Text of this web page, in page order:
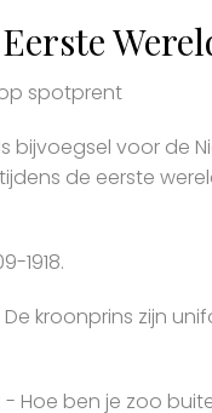
spotprent
bijvoegsel voor de
de eerste
1918.
kroonprins zijn
- Hoe ben je zoo